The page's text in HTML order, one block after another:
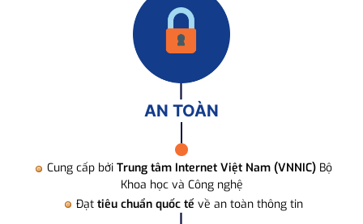
AN TOÀN
Cung cấp bởi Trung tâm Internet Việt Nam (VNNIC) Bộ
Khoa học và Công nghệ
Đạt tiêu chuẩn quốc tế về an toàn thông tin